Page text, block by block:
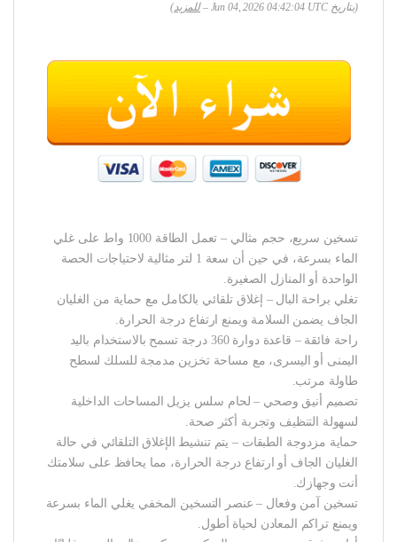
(بتاريخ Jun 04, 2026 04:42:04 UTC – للمزيد)
تسخين سريع، حجم مثالي – تعمل الطاقة 1000 واط على غلي
الماء بسرعة، في حين أن سعة 1 لتر مثالية لاحتياجات الحصة
الواحدة أو المنازل الصغيرة.
تغلي براحة البال – إغلاق تلقائي بالكامل مع حماية من الغليان
الجاف يضمن السلامة ويمنع ارتفاع درجة الحرارة.
راحة فائقة – قاعدة دوارة 360 درجة تسمح بالاستخدام باليد
اليمنى أو اليسرى، مع مساحة تخزين مدمجة للسلك لسطح
طاولة مرتب.
تصميم أنيق وصحي – لحام سلس يزيل المساحات الداخلية
لسهولة التنظيف وتجربة أكثر صحة.
حماية مزدوجة الطبقات – يتم تنشيط الإغلاق التلقائي في حالة
الغليان الجاف أو ارتفاع درجة الحرارة، مما يحافظ على سلامتك
أنت وجهازك.
تسخين آمن وفعال – عنصر التسخين المخفي يغلي الماء بسرعة
ويمنع تراكم المعادن لحياة أطول.